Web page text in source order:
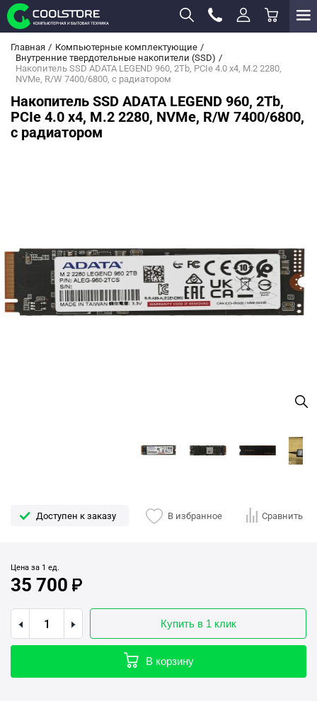
Главная
Компьютерные комплектующие
Внутренние твердотельные накопители (SSD)
Накопитель SSD ADATA LEGEND 960, 2Tb, PCIe 4.0 x4, M.2 2280,
NVMe, R/W 7400/6800, с радиатором
Накопитель SSD ADATA LEGEND 960, 2Tb,
PCIe 4.0 x4, M.2 2280, NVMe, R/W 7400/6800,
с радиатором
Доступен к заказу В избранное Сравнить
Цена за 1 ед.
35 700
Купить в 1 клик
В корзину